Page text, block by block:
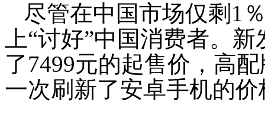
尽管在中国市场仅剩1
上“讨好”中国消费者。
了7499元的起售价，高
一次刷新了安卓手机的